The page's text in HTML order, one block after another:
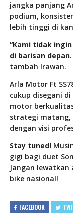
jangka panjang
podium,
lebih tinggi di
“Kami tidak
di barisan
tambah Irawan.
Arla Motor Ft
cukup disegani
motor
strategi matang,
dengan visi
Stay tuned!
gigi bagi duet
Jangan
bike nasional!
FACEBOOK